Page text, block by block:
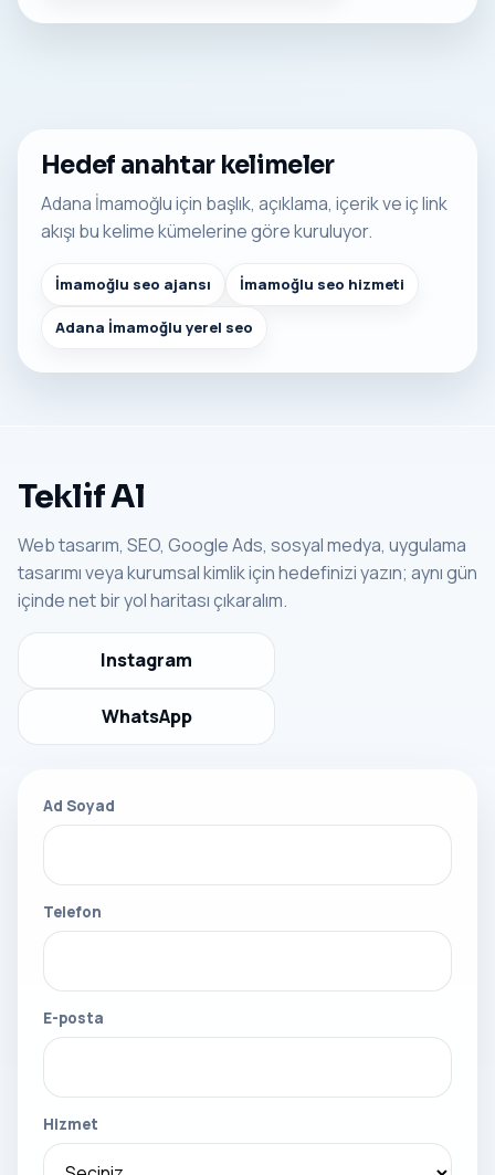
Hedef anahtar kelimeler
Adana İmamoğlu için başlık, açıklama, içerik ve iç link
akışı bu kelime kümelerine göre kuruluyor.
İmamoğlu seo ajansı İmamoğlu seo hizmeti
Adana İmamoğlu yerel seo
Teklif Al
Web tasarım, SEO, Google Ads, sosyal medya, uygulama
tasarımı veya kurumsal kimlik için hedefinizi yazın; aynı gün
içinde net bir yol haritası çıkaralım.
Instagram
WhatsApp
Ad Soyad
Telefon
E-posta
Hizmet